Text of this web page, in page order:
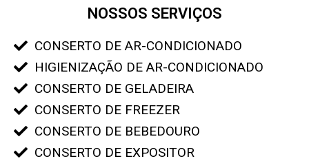
NOSSOS SERVIÇOS
CONSERTO DE AR-CONDICIONADO
HIGIENIZAÇÃO DE AR-CONDICIONADO
CONSERTO DE GELADEIRA
CONSERTO DE FREEZER
CONSERTO DE BEBEDOURO
CONSERTO DE EXPOSITOR